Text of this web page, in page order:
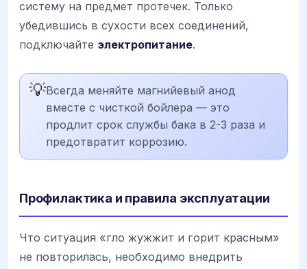
систему на предмет протечек. Только
убедившись в сухости всех соединений,
подключайте электропитание.
💡Всегда меняйте магнийевый анод
вместе с чисткой бойлера — это
продлит срок службы бака в 2-3 раза и
предотвратит коррозию.
Профилактика и правила эксплуатации
Что ситуация «гло жужжит и горит красным»
не повторилась, необходимо внедрить